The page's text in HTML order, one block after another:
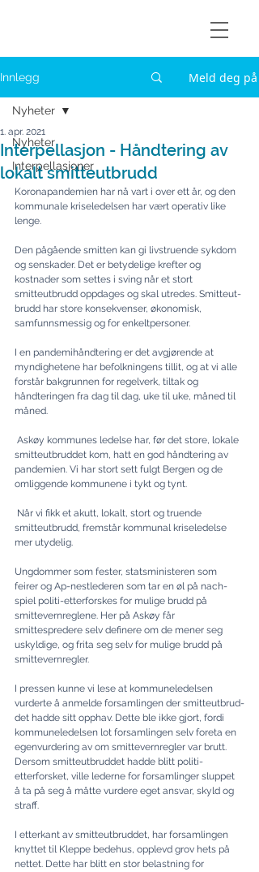
Innlegg Meld deg på
Nyheter
Interpellasjoner
Nyheter
Interpellasjon - Håndtering av
lokalt smitteutbrudd
1. apr. 2021
Koronapandemien har nå vart i over ett år, og den
kommunale kriseledelsen har vært operativ like
lenge.
Den pågående smitten kan gi livstruende sykdom
og senskader. Det er betydelige krefter og
kostnader som settes i sving når et stort
smitteutbrudd oppdages og skal utredes. Smitte­ut­
brudd har store konsekvenser, økonomisk,
samfunnsmessig og for enkeltpersoner.
I en pandemihåndtering er det avgjørende at
myndighetene har befolkningens tillit, og at vi alle
forstår bakgrunnen for regelverk, tiltak og
håndteringen fra dag til dag, uke til uke, måned til
måned.
smitteutbruddet kom, hatt en god håndtering av
pandemien. Vi har stort sett fulgt Bergen og de
omliggende kommunene i tykt og tynt.
smitteutbrudd, fremstår kommunal kriseledelse
mer utydelig.
Ungdommer som fester, statsministeren som
feirer og Ap-nestlederen som tar en øl på nach­
spiel politi-etterforskes for mulige brudd på
smittevernreglene. Her på Askøy får
smittespredere selv definere om de mener seg
uskyldige, og frita seg selv for mulige brudd på
smittevernregler.
I pressen kunne vi lese at kommuneledelsen
vurderte å anmelde forsamlingen der smitteut­brud­
det hadde sitt opphav. Dette ble ikke gjort, fordi
kommuneledelsen lot forsamlingen selv foreta en
egenvurdering av om smittevernregler var brutt.
Dersom smitteutbruddet hadde blitt politi-
etterforsket, ville lederne for forsamlinger sluppet
å ta på seg å måtte vurdere eget ansvar, skyld og
straff.
I etterkant av smitteutbruddet, har forsamlingen
knyttet til Kleppe bedehus, opplevd grov hets på
nettet. Dette har blitt en stor belastning for